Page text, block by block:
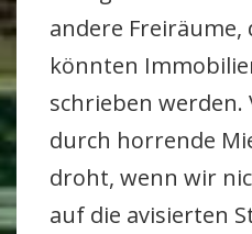
andere Frei­räume,
könnten
schrieben
durch hor­rende
droht, wenn wir
auf die avi­sierten